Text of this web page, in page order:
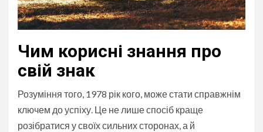
Чим корисні знання про
свій знак
Розуміння того, 1978 рік кого, може стати справжнім
ключем до успіху. Це не лише спосіб краще
розібратися у своїх сильних сторонах, а й